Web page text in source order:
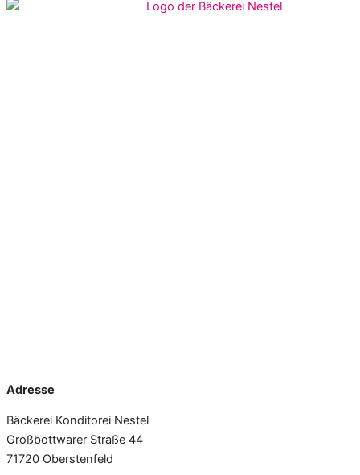
Adresse
Bäckerei Konditorei Nestel
Großbottwarer Straße 44
71720 Oberstenfeld